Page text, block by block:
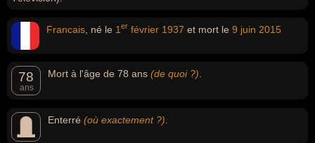
Francais , né le 1 er février 1937 et mort le 9 juin 2015
78
ans
Mort à l'âge de 78 ans (de quoi ?)
Enterré (où exactement ?)